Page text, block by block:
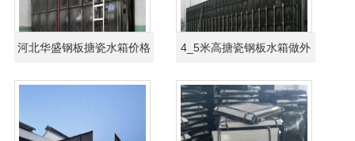
河北华盛钢板搪瓷水箱价格
更优
4_5米高搪瓷钢板水箱做外
加固